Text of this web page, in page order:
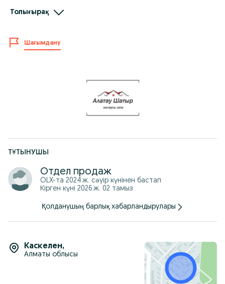
сайдингтер, үйдің сыртына арналған (фасад) панельдер т.б.
Kaspi Red / Kaspi рассрочка бар.
Жылдам есебін шығару, өлшеу, жеткізу қызметі бар.
Толығырақ
Шағымдану
ТҰТЫНУШЫ
Отдел продаж
OLX-та 2024 ж. сәуір күнінен бастап
Кірген күні 2026 ж. 02 тамыз
Қолданушың барлық хабарландырулары
Каскелен,
Алматы облысы